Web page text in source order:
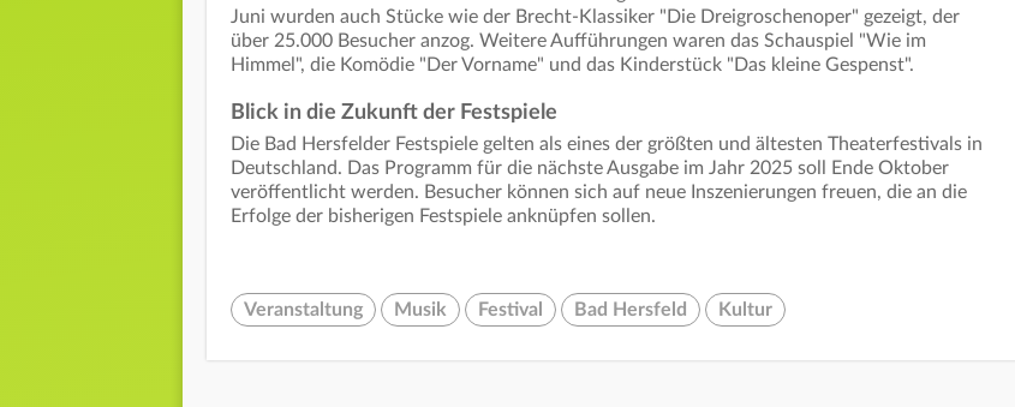
Juni wurden auch Stücke wie der Brecht-Klassiker "Die Dreigroschenoper" gezeigt, der
über 25.000 Besucher anzog. Weitere Aufführungen waren das Schauspiel "Wie im
Himmel", die Komödie "Der Vorname" und das Kinderstück "Das kleine Gespenst".
Blick in die Zukunft der Festspiele
Die Bad Hersfelder Festspiele gelten als eines der größten und ältesten Theaterfestivals in
Deutschland. Das Programm für die nächste Ausgabe im Jahr 2025 soll Ende Oktober
veröffentlicht werden. Besucher können sich auf neue Inszenierungen freuen, die an die
Erfolge der bisherigen Festspiele anknüpfen sollen.
Veranstaltung Musik Festival Bad Hersfeld Kultur